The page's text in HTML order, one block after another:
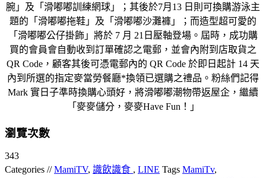
腕」及「滑嘟嘟訓練網球」；其後於7月13 日則可換購游泳主
題的「滑嘟嘟拖鞋」及「滑嘟嘟沙灘褲」；而造型超可愛的
「滑嘟嘟公仔掛飾」將於 7 月 21日壓軸登場。屆時，成功購
買的會員會自動收到訂單確認之電郵，並會內附到店取貨之
QR Code，顧客其後可憑電郵內的 QR Code 於即日起計 14 天
內到所選的指定麥當勞餐廳*換領已選購之禮品。粉絲們記得
Mark 實日子準時換購心頭好，將滑嘟嘟潮物帶返屋企，繼續
「麥麥儲分，麥麥Have Fun！」
瀏覽次數
343
Categories //MamiTV, 識飲識食 , LINE Tags MamiTv,